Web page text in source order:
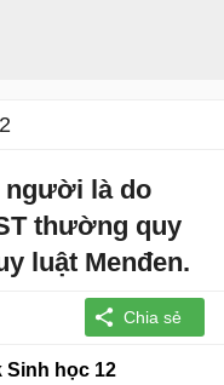
người là do
thường quy
luật Menđen.
Sinh học 12